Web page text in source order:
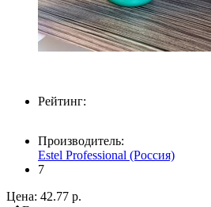
Рейтинг:
Производитель:
Estel Professional (Россия)
7
Цена: 42.77 р.